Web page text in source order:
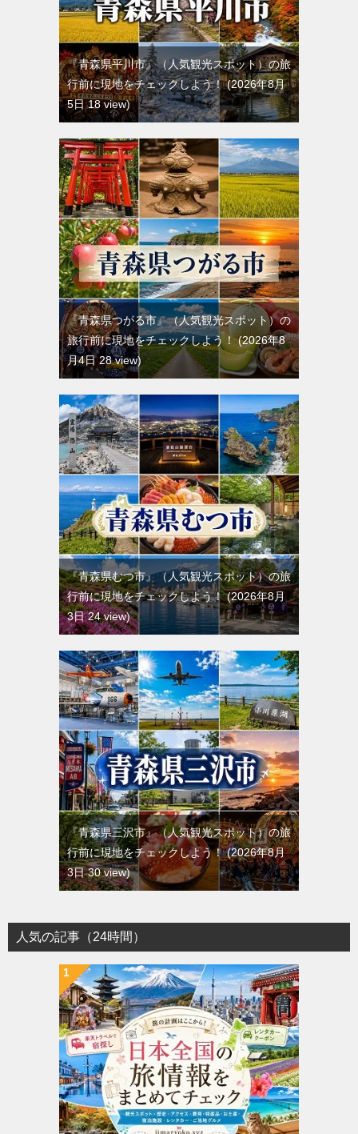
『青森県平川市』（人気観光スポット）の旅
行前に現地をチェックしよう！ 2026年8月
5日 18 view
『青森県つがる市』（人気観光スポット）の
旅行前に現地をチェックしよう！ 2026年8
月4日 28 view
『青森県むつ市』（人気観光スポット）の旅
行前に現地をチェックしよう！ 2026年8月
3日 24 view
『青森県三沢市』（人気観光スポット）の旅
行前に現地をチェックしよう！ 2026年8月
3日 30 view
人気の記事（24時間）